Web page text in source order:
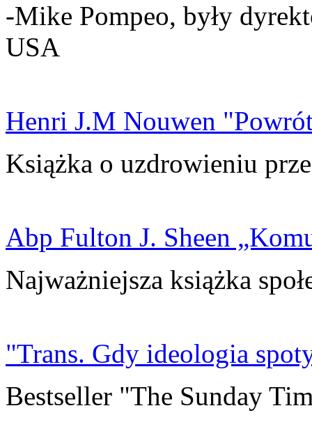
-Mike Pompeo, były
USA
Henri J.M Nouwen
Książka o uzdrowieniu
Abp Fulton J. Sheen
Najważniejsza książka
"Trans. Gdy ideologia
Bestseller "The Sunday